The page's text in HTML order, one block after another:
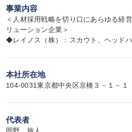
事業内容
＜人材採用戦略を切り口にあらゆる経
リューション企業＞
◆レイノス（株）：スカウト、ヘッド
本社所在地
104-0031東京都中央区京橋３－１－１
代表者